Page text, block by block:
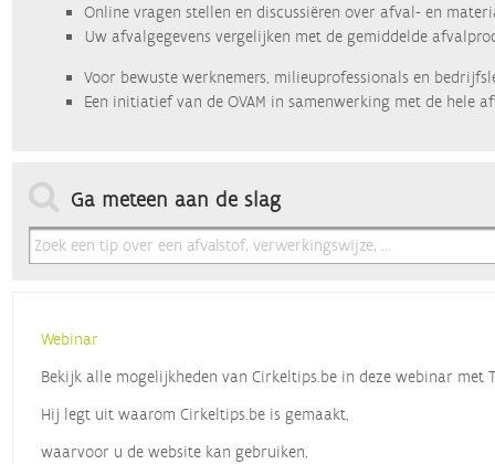
Online vragen stellen en discussiëren over afval- en
Uw afvalgegevens vergelijken met de gemiddelde
Voor bewuste werknemers, milieuprofessionals en
Een initiatief van de OVAM in samenwerking met de hele
Ga meteen aan de slag
Webinar
Bekijk alle mogelijkheden van Cirkeltips.be in deze webinar met
Hij legt uit waarom Cirkeltips.be is gemaakt,
waarvoor u de website kan gebruiken,